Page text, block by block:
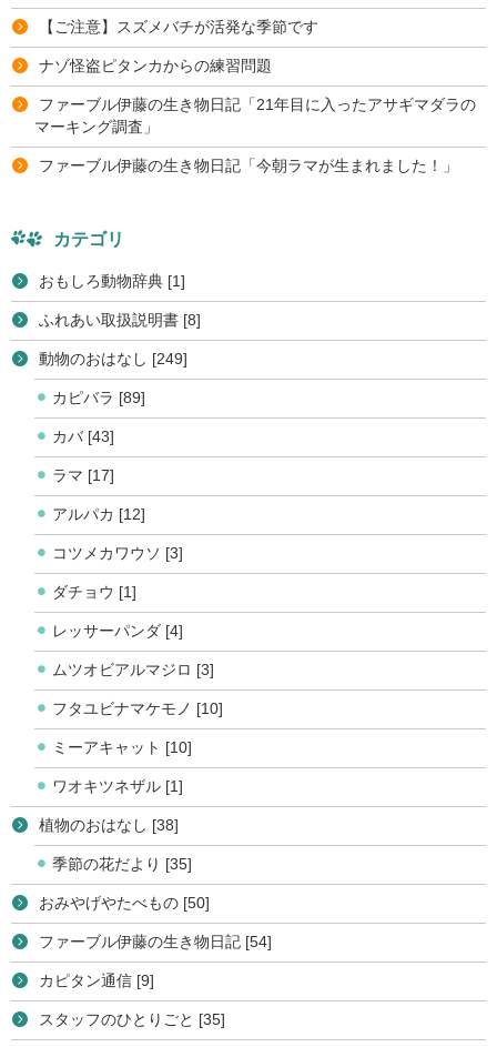
【ご注意】スズメバチが活発な季節です
ナゾ怪盗ピタンカからの練習問題
ファーブル伊藤の生き物日記「21年目に入ったアサギマダラの
マーキング調査」
ファーブル伊藤の生き物日記「今朝ラマが生まれました！」
カテゴリ
おもしろ動物辞典 [1]
ふれあい取扱説明書 [8]
動物のおはなし [249]
カピバラ [89]
カバ [43]
ラマ [17]
アルパカ [12]
コツメカワウソ [3]
ダチョウ [1]
レッサーパンダ [4]
ムツオビアルマジロ [3]
フタユビナマケモノ [10]
ミーアキャット [10]
ワオキツネザル [1]
植物のおはなし [38]
季節の花だより [35]
おみやげやたべもの [50]
ファーブル伊藤の生き物日記 [54]
カピタン通信 [9]
スタッフのひとりごと [35]